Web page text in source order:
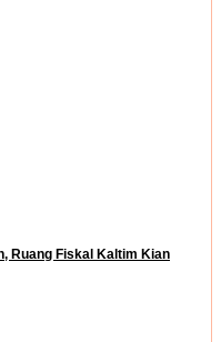
Ruang Fiskal Kaltim Kian